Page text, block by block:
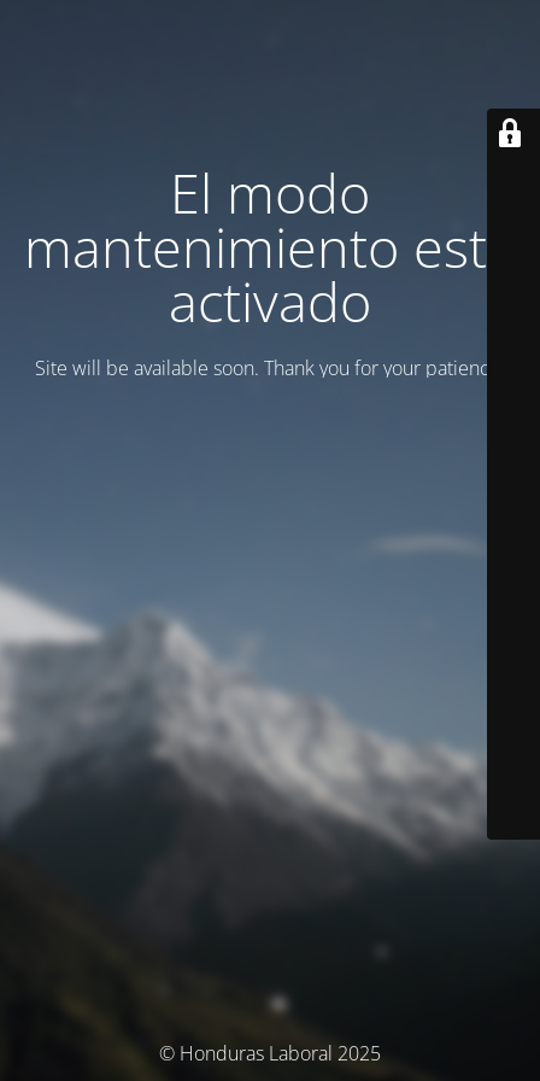
El modo
mantenimiento está
activado
Site will be available soon. Thank you for your patience!
© Honduras Laboral 2025